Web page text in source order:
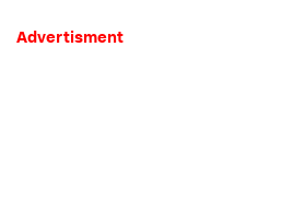
Advertisment